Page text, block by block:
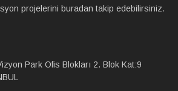
projelerini buradan takip edebilirsiniz.
Park Ofis Blokları 2. Blok Kat:9